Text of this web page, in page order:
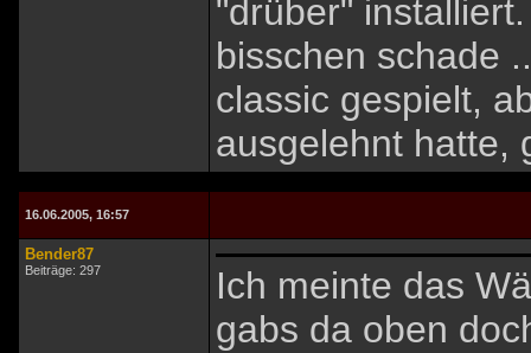
"drüber"
bisschen schade
classic gespielt,
ausgelehnt hatte,
16.06.2005, 16:57
Bender87
Beiträge: 297
Ich meinte das
gabs da oben